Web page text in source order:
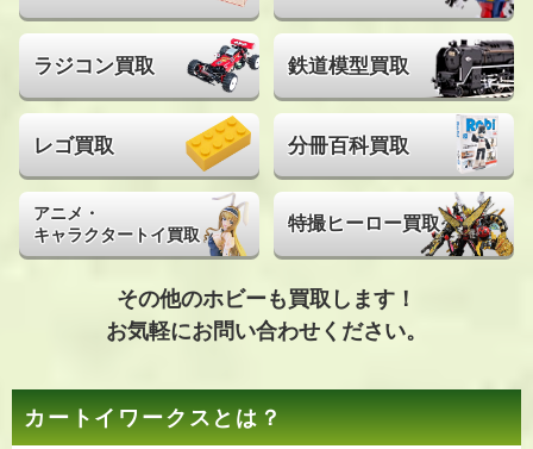
ラジコン買取 鉄道模型買取
レゴ買取 分冊百科買取
アニメ・
キャラクタートイ買取
特撮ヒーロー買取
その他のホビーも買取します！
お気軽にお問い合わせください。
カートイワークスとは？